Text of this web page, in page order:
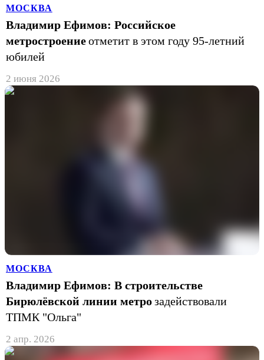
МОСКВА
Владимир Ефимов: Российское
метростроениеотметит в этом году 95-летний
юбилей
2 июня 2026
МОСКВА
Владимир Ефимов: В строительстве
Бирюлёвской линии метрозадействовали
ТПМК "Ольга"
2 апр. 2026